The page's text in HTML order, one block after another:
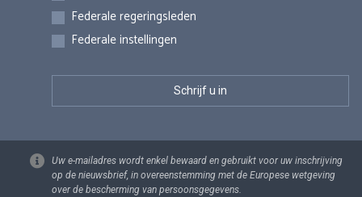
Federale regeringsleden
Federale instellingen
Uw e-mailadres wordt enkel bewaard en gebruikt voor uw inschrijving
op de nieuwsbrief, in overeenstemming met de Europese wetgeving
over de bescherming van persoonsgegevens.